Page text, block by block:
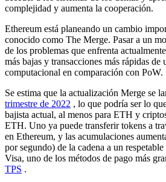
complejidad y aumenta la cooperación.
Ethereum está planeando un cambio
conocido como The Merge. Pasar a un
de los problemas que enfrenta
más bajas y transacciones más rápidas de
computacional en comparación con PoW.
Se estima que la actualización Merge se
trimestre de 2022 , lo que podría ser lo
bajista actual, al menos para ETH y
ETH. Uno ya puede transferir tokens a
en Ethereum, y las acumulaciones
por segundo) de la cadena a un
Visa, uno de los métodos de pago más
TPS .